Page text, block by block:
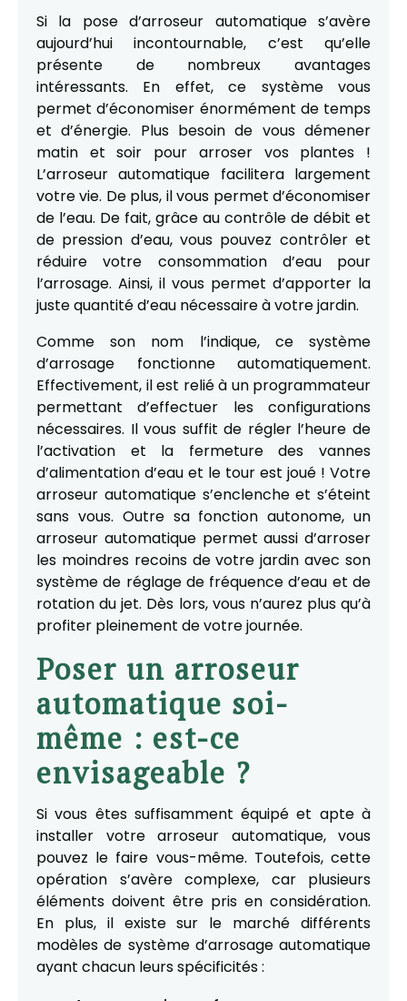
Si la pose d’arroseur automatique s’avère
aujourd’hui incontournable, c’est qu’elle
présente de nombreux avantages
intéressants. En effet, ce système vous
permet d’économiser énormément de temps
et d’énergie. Plus besoin de vous démener
matin et soir pour arroser vos plantes !
L’arroseur automatique facilitera largement
votre vie. De plus, il vous permet d’économiser
de l’eau. De fait, grâce au contrôle de débit et
de pression d’eau, vous pouvez contrôler et
réduire votre consommation d’eau pour
l’arrosage. Ainsi, il vous permet d’apporter la
juste quantité d’eau nécessaire à votre jardin.
Comme son nom l’indique, ce système
d’arrosage fonctionne automatiquement.
Effectivement, il est relié à un programmateur
permettant d’effectuer les configurations
nécessaires. Il vous suffit de régler l’heure de
l’activation et la fermeture des vannes
d’alimentation d’eau et le tour est joué ! Votre
arroseur automatique s’enclenche et s’éteint
sans vous. Outre sa fonction autonome, un
arroseur automatique permet aussi d’arroser
les moindres recoins de votre jardin avec son
système de réglage de fréquence d’eau et de
rotation du jet. Dès lors, vous n’aurez plus qu’à
profiter pleinement de votre journée.
Poser un arroseur
automatique soi-
même : est-ce
envisageable ?
Si vous êtes suffisamment équipé et apte à
installer votre arroseur automatique, vous
pouvez le faire vous-même. Toutefois, cette
opération s’avère complexe, car plusieurs
éléments doivent être pris en considération.
En plus, il existe sur le marché différents
modèles de système d’arrosage automatique
ayant chacun leurs spécificités :